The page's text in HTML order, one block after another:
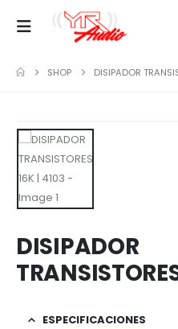
SHOP DISIPADOR
DISIPADOR
ESPECIFICACIONES